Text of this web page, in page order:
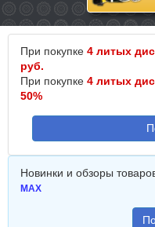
При покупке 4 литых
руб.
При покупке 4 литых
50%
Новинки и обзоры
MAX